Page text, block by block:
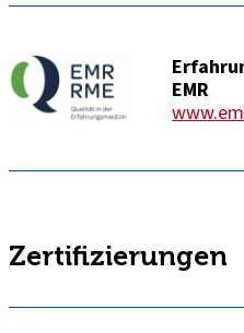
EMR
Zertifizierungen